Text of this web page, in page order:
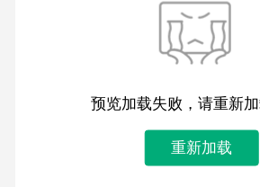
预览加载失败，请重新
重新加载